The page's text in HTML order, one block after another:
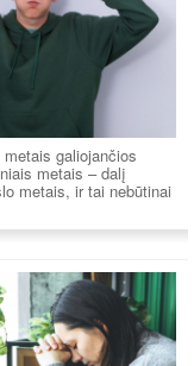
galiojančios
metais – dalį
metais, ir tai nebūtinai